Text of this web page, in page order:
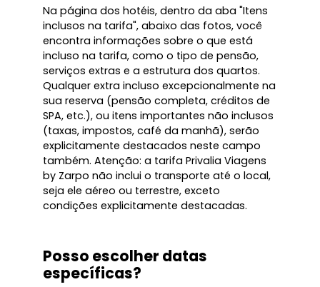
Na página dos hotéis, dentro da aba "Itens
inclusos na tarifa", abaixo das fotos, você
encontra informações sobre o que está
incluso na tarifa, como o tipo de pensão,
serviços extras e a estrutura dos quartos.
Qualquer extra incluso excepcionalmente na
sua reserva (pensão completa, créditos de
SPA, etc.), ou itens importantes não inclusos
(taxas, impostos, café da manhã), serão
explicitamente destacados neste campo
também. Atenção: a tarifa Privalia Viagens
by Zarpo não inclui o transporte até o local,
seja ele aéreo ou terrestre, exceto
condições explicitamente destacadas.
Posso escolher datas
específicas?